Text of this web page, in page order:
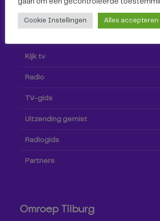
Kijk tv
Radio
TV-gids
Uitzending gemist
Radiogids
Partners
Omroep Tilburg
gaan om een ​​gecontroleerde
Cookie Instellingen Alles accepteren